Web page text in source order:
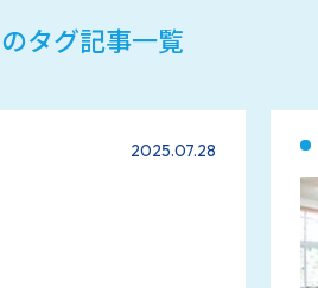
のタグ記事一覧
2025.07.28